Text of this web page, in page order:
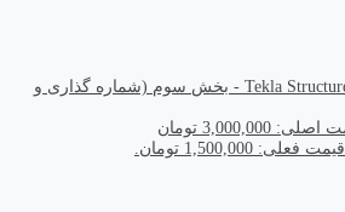
آموزش نرم افزار Tekla Structures - بخش سوم (شماره گذاری و
قیمت اصلی: 3,000,000 تومان
قیمت فعلی: 1,500,000 تومان.